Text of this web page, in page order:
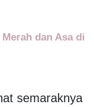
dan Asa di
semaraknya